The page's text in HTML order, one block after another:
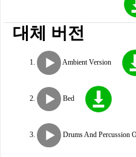
대체 버전
Ambient Version
Bed
Drums And Percussion